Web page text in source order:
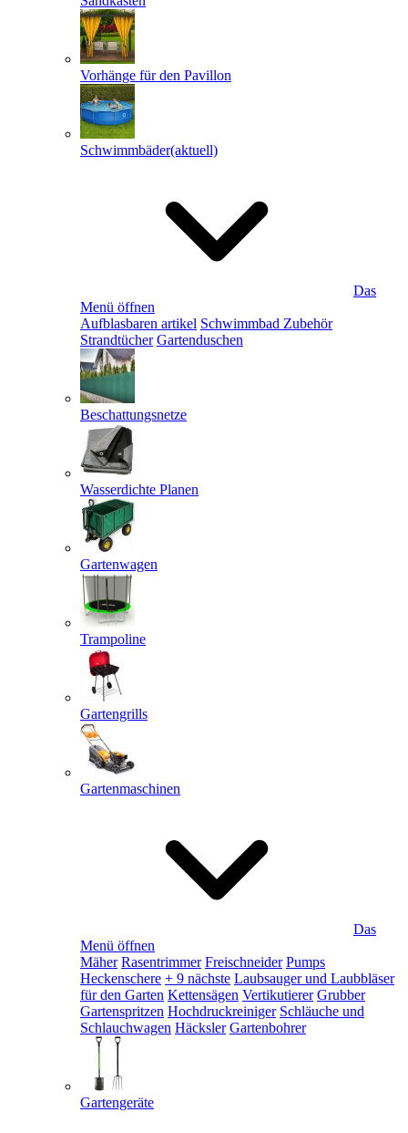
Vorhänge für den Pavillon
Schwimmbäder(aktuell)
Das
Menü öffnen
Aufblasbaren artikel Schwimmbad Zubehör
Strandtücher Gartenduschen
Beschattungsnetze
Wasserdichte Planen
Gartenwagen
Trampoline
Gartengrills
Gartenmaschinen
Das
Menü öffnen
Mäher Rasentrimmer Freischneider Pumps
Heckenschere + 9 nächste Laubsauger und Laubbläser
für den Garten Kettensägen Vertikutierer Grubber
Gartenspritzen Hochdruckreiniger Schläuche und
Schlauchwagen Häcksler Gartenbohrer
Gartengeräte